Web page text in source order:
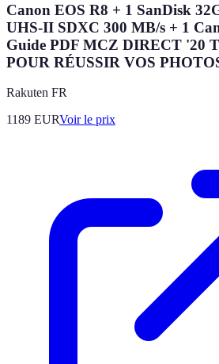
Canon EOS R8 + 1 SanDisk
UHS-II SDXC 300 MB/s + 1
Guide PDF MCZ DIRECT '20
POUR RÉUSSIR VOS
Rakuten FR
1189 EURVoir le prix